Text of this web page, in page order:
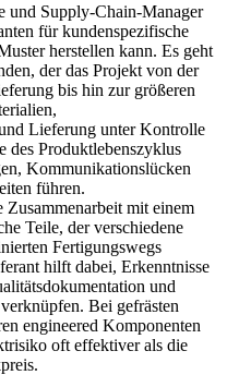
und Supply-Chain-Manager
für kundenspezifische
herstellen kann. Es geht
der das Projekt von der
bis hin zur größeren
Lieferung unter Kontrolle
des Produktlebenszyklus
Kommunikationslücken
führen.
mit einem
Teile, der verschiedene
Fertigungswegs
hilft dabei, Erkenntnisse
und
Bei gefrästen
engineered Komponenten
oft effektiver als die